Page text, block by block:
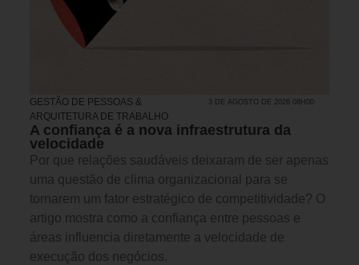
GESTÃO DE PESSOAS &
ARQUITETURA DE TRABALHO
3 DE AGOSTO DE 2026 08H00
A confiança é a nova infraestrutura da
velocidade
Por que relações saudáveis deixaram de ser apenas
uma questão de clima organizacional para se
tornarem um fator estratégico de competitividade? O
artigo mostra como a confiança entre pessoas e
áreas influencia diretamente a velocidade de
execução dos negócios.